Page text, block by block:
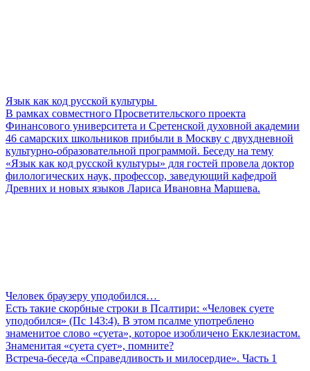
Язык как код русской культуры
В рамках совместного Просветительского проекта
Финансового университета и Сретенской духовной академии
46 самарских школьников прибыли в Москву с двухдневной
культурно-образовательной программой. Беседу на тему
«Язык как код русской культуры» для гостей провела доктор
филологических наук, профессор, заведующий кафедрой
Древних и новых языков Лариса Ивановна Маршева.
Человек браузеру уподобился…
Есть такие скорбные строки в Псалтири: «Человек суете
уподобился» (Пс 143:4). В этом псалме употреблено
знаменитое слово «суета», которое изобличено Екклезиастом.
Знаменитая «суета сует», помните?
Встреча-беседа «Справедливость и милосердие». Часть 1